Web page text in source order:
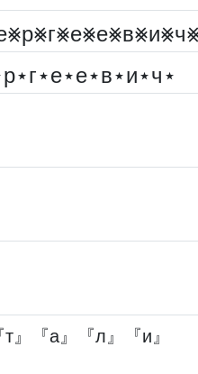
』『а』『л』『и』